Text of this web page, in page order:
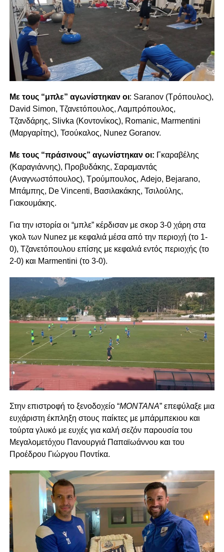
Με τους “μπλε” αγωνίστηκαν οι: Saranov (Τρόπουλος),
David Simon, Τζανετόπουλος, Λαμπρόπουλος,
Τζανδάρης, Slivka (Κοντονίκος), Romanic, Marmentini
(Μαργαρίτης), Τσούκαλος, Nunez Goranov.
Με τους “πράσινους” αγωνίστηκαν οι: Γκαραβέλης
(Καραγιάννης), Προβυδάκης, Σαραμαντάς
(Αναγνωστόπουλος), Τρούμπουλος, Adejo, Bejarano,
Μπάμπης, De Vincenti, Βασιλακάκης, Τσιλούλης,
Γιακουμάκης.
Για την ιστορία οι “μπλε” κέρδισαν με σκορ 3-0 χάρη στα
γκολ των Nunez με κεφαλιά μέσα από την περιοχή (το 1-
0), Τζανετόπουλου επίσης με κεφαλιά εντός περιοχής (το
2-0) και Marmentini (το 3-0).
Στην επιστροφή το ξενοδοχείο “ΜΟΝΤΑΝΑ” επεφύλαξε μια
ευχάριστη έκπληξη στους παίκτες με μπάρμπεκιου και
τούρτα γλυκό με ευχές για καλή σεζόν παρουσία του
Μεγαλομετόχου Πανουργιά Παπαϊωάννου και του
Προέδρου Γιώργου Ποντίκα.